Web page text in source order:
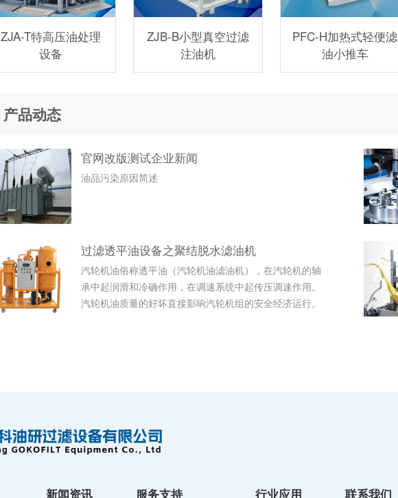
ZJA-T特高压油处理
设备
ZJB-B小型真空过滤
注油机
PFC-H加热式轻便滤
油小推车
产品动态
官网改版测试企业新闻
油品污染原因简述
过滤透平油设备之聚结脱水滤油机
汽轮机油俗称透平油（汽轮机油滤油机），在汽轮机的轴
承中起润滑和冷确作用，在调速系统中起传压调速作用。
汽轮机油质量的好坏直接影响汽轮机组的安全经济运行。
新闻资讯 服务支持 行业应用 联系我们